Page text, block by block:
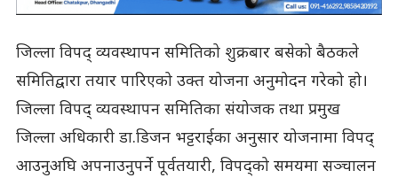
जिल्ला विपद् व्यवस्थापन समितिको शुक्रबार बसेको बैठकले
समितिद्वारा तयार पारिएको उक्त योजना अनुमोदन गरेको हो।
जिल्ला विपद् व्यवस्थापन समितिका संयोजक तथा प्रमुख
जिल्ला अधिकारी डा.डिजन भट्टराईका अनुसार योजनामा विपद्
आउनुअघि अपनाउनुपर्ने पूर्वतयारी, विपद्को समयमा सञ्चालन